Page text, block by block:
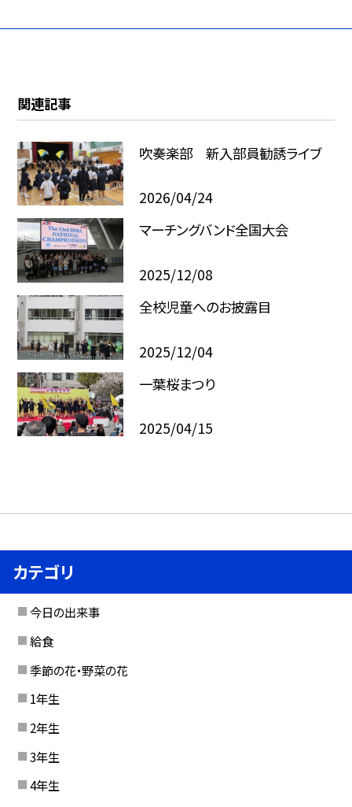
関連記事
吹奏楽部 新入部員勧誘ライブ
2026/04/24
マーチングバンド全国大会
2025/12/08
全校児童へのお披露目
2025/12/04
一葉桜まつり
2025/04/15
カテゴリ
今日の出来事
給食
季節の花・野菜の花
1年生
2年生
3年生
4年生